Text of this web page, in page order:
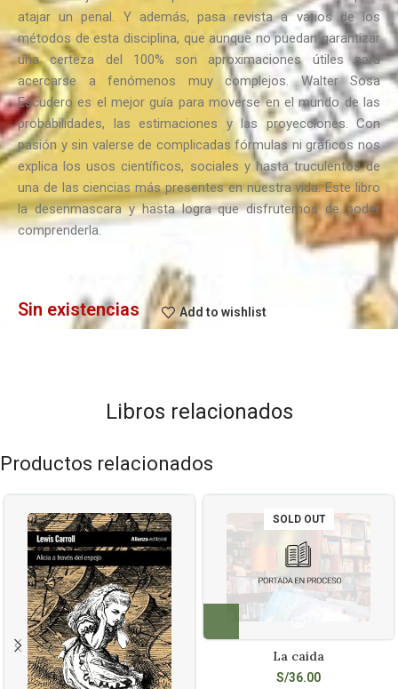
atajar un penal. Y además, pasa revista a varios de los
métodos de esta disciplina, que aunque no puedan garantizar
una certeza del 100% son aproximaciones útiles para
acercarse a fenómenos muy complejos. Walter Sosa
Escudero es el mejor guía para moverse en el mundo de las
probabilidades, las estimaciones y las proyecciones. Con
pasión y sin valerse de complicadas fórmulas ni gráficos nos
explica los usos científicos, sociales y hasta truculentos de
una de las ciencias más presentes en nuestra vida. Este libro
la desenmascara y hasta logra que disfrutemos de poder
comprenderla.
Sin existencias Add to wishlist
Libros relacionados
Productos relacionados
SOLD OUT
La caida
S/36.00